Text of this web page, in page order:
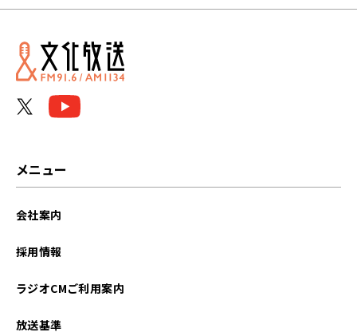
メニュー
会社案内
採用情報
ラジオCMご利用案内
放送基準